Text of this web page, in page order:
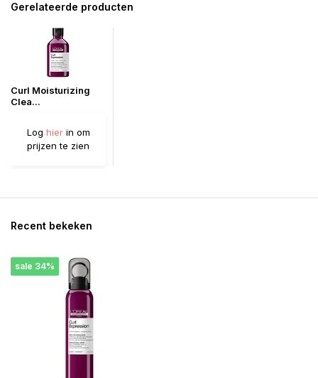
Gerelateerde producten
Curl Moisturizing
Clea...
Log hierin om
prijzen te zien
Recent bekeken
sale 34%